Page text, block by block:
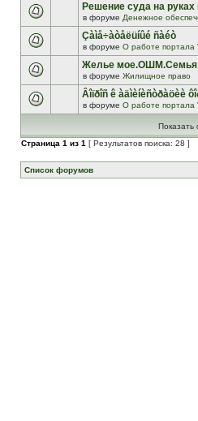
Решение суда на руках
в форуме Денежное
Çàìå÷àòåëüíûé ñàéò
в форуме О работе портала
Желье мое.ОШМ.Семья
в форуме Жилищное право
Âîïðîñ ê àäìèíèñòðàöèè
в форуме О работе портала
Показать
Страница 1 из 1 [ Результатов поиска: 28 ]
Список форумов